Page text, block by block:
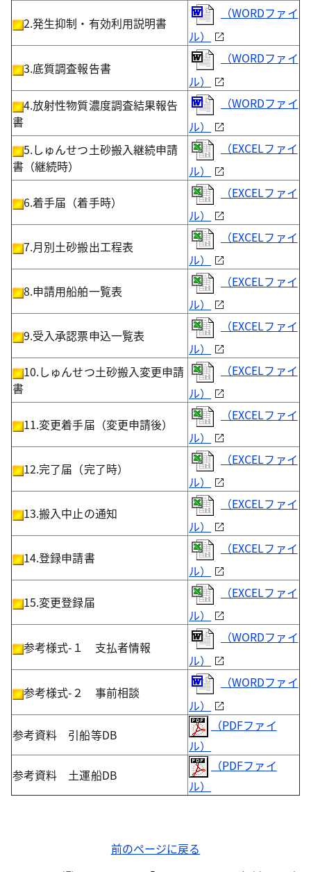
2.発生抑制・有効利用説明書
（WORDファイ
ル）
3.底質調査報告書
（WORDファイ
ル）
4.放射性物質濃度調査結果報告
書
（WORDファイ
ル）
5.しゅんせつ土砂搬入継続申請
書（継続時）
（EXCELファイ
ル）
6.着手届（着手時）
（EXCELファイ
ル）
7.月別土砂搬出工程表
（EXCELファイ
ル）
8.申請用船舶一覧表
（EXCELファイ
ル）
9.受入承認票申込一覧表
（EXCELファイ
ル）
10.しゅんせつ土砂搬入変更申請
書
（EXCELファイ
ル）
11.変更着手届（変更申請後）
（EXCELファイ
ル）
12.完了届（完了時）
（EXCELファイ
ル）
13.搬入中止の通知
（EXCELファイ
ル）
14.登録申請書
（EXCELファイ
ル）
15.変更登録届
（EXCELファイ
ル）
参考様式-１ 支払者情報
（WORDファイ
ル）
参考様式-２ 事前相談
（WORDファイ
ル）
参考資料 引船等DB
（PDFファイ
ル）
参考資料 土運船DB
（PDFファイ
ル）
前のページに戻る